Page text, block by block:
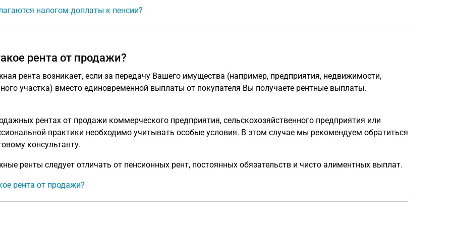
налогом доплаты к пенсии?
рента от продажи?
рента возникает, если за передачу Вашего имущества (например, предприятия, недвижимости,
участка) вместо единовременной выплаты от покупателя Вы получаете рентные выплаты.
рентах от продажи коммерческого предприятия, сельскохозяйственного предприятия или
практики необходимо учитывать особые условия. В этом случае мы рекомендуем обратиться
консультанту.
ренты следует отличать от пенсионных рент, постоянных обязательств и чисто алиментных выплат.
рента от продажи?